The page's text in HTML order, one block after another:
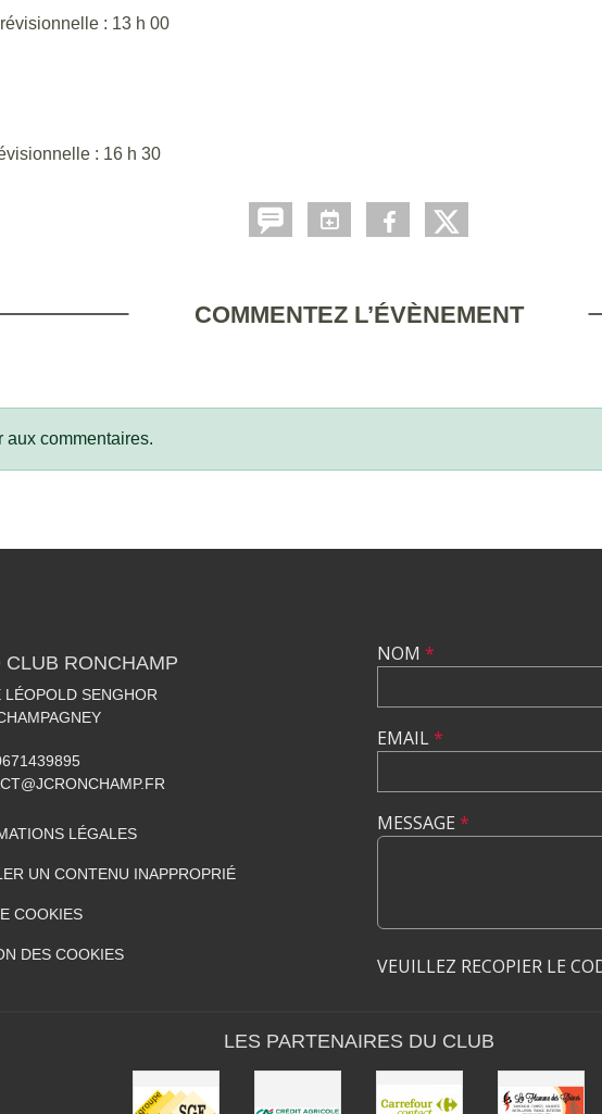
: 13 h 00
: 16 h 30
COMMENTEZ L’ÉVÈNEMENT
aux commentaires.
CLUB RONCHAMP
LÉOPOLD SENGHOR
LÉGALES
UN CONTENU INAPPROPRIÉ
COOKIES
DES COOKIES
NOM *
EMAIL*
MESSAGE *
VEUILLEZ RECOPIER LE
LES PARTENAIRES DU CLUB